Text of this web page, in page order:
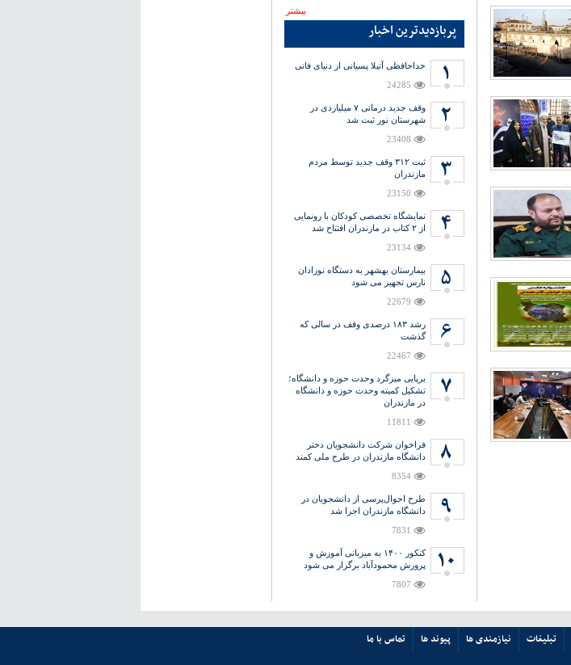
بیشتر
پربازدیدترین اخبار
خداحافظی آتیلا پسیانی از دنیای فانی
24285
وقف جدید درمانی ۷ میلیاردی در
شهرستان نور ثبت شد
23408
ثبت ۳۱۲ وقف جدید توسط مردم
مازندران
23150
نمایشگاه تخصصی کودکان با رونمایی
از ۲ کتاب در مازندران افتتاح شد
23134
بیمارستان بهشهر به دستگاه نوزادان
نارس تجهیز می شود
22679
رشد ۱۸۳ درصدی وقف در سالی که
گذشت
22467
برپایی میزگرد وحدت حوزه و دانشگاه؛
تشکیل کمیته وحدت حوزه و دانشگاه
در مازندران
11811
فراخوان شرکت دانشجویان دختر
دانشگاه مازندران در طرح ملی کمند
8354
طرح احوال‌پرسی از دانشجویان در
دانشگاه مازندران اجرا شد
7831
کنکور ۱۴۰۰ به میزبانی آموزش و
پرورش محمودآباد برگزار می شود
7807
تبلیغات نیازمندی ها پیوند ها تماس با ما